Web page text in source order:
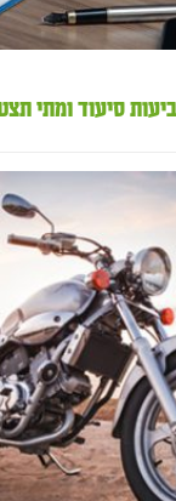
סיעוד ומתי